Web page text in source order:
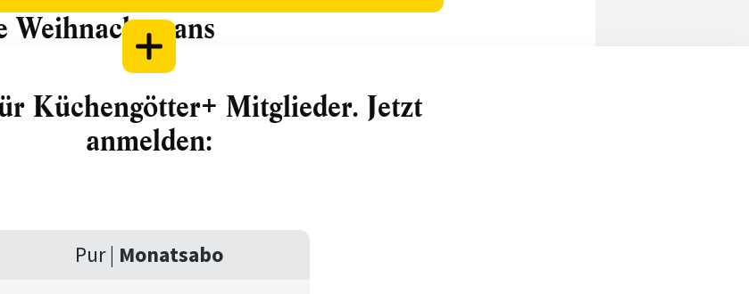
Weihnachtsgans
Küchengötter+ Mitglieder. Jetzt
anmelden:
Pur | Monatsabo